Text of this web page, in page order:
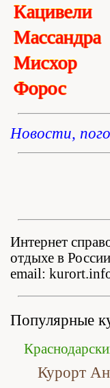
Кацивели
Массандра
Мисхор
Форос
Новости,
Интернет
отдыхе в России
email:
Популярные
Курорт